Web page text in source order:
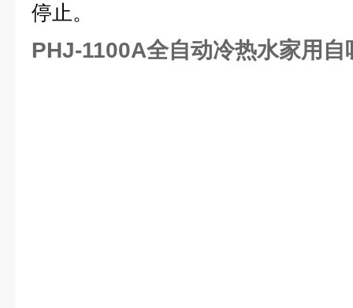
停止。
PHJ-1100A全自动冷热水家用自